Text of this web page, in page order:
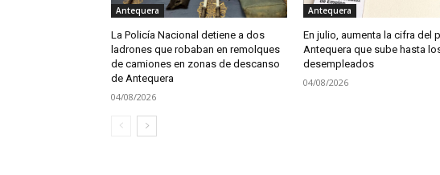
Antequera
La Policía Nacional detiene a dos
ladrones que robaban en remolques
de camiones en zonas de descanso
de Antequera
04/08/2026
Antequera
En julio, aumenta la cifra del
Antequera que sube hasta
desempleados
04/08/2026